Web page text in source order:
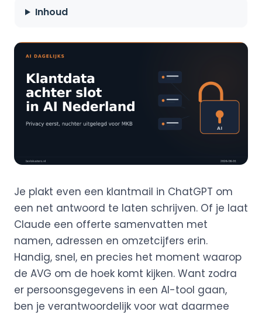
Inhoud
Je plakt even een klantmail in ChatGPT om
een net antwoord te laten schrijven. Of je laat
Claude een offerte samenvatten met
namen, adressen en omzetcijfers erin.
Handig, snel, en precies het moment waarop
de AVG om de hoek komt kijken. Want zodra
er persoonsgegevens in een AI-tool gaan,
ben je verantwoordelijk voor wat daarmee